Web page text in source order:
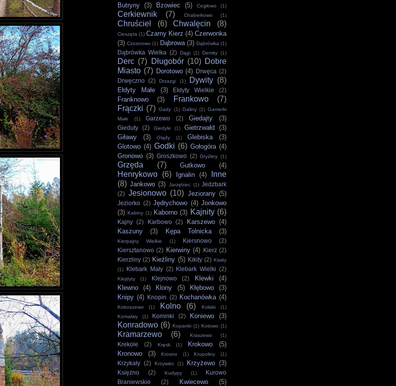
Butryny (3) Bzowiec (5) Cegłowo (1)
Cerkiewnik (7) Chaberkowo (1)
Chruściel (6) Chwalęcin (8)
Cieszęta (1) Czarny Kierz (4) Czerwonka
(3) Czosnowo (1) Dąbrowa (3) Dąbrówka (1)
Dąbrówka Wielka (2) Dągi (1) Demity (1)
Derc (7) Długobór (10) Dobre
Miasto (7) Dorotowo (4) Drwęca (2)
Drwęczno (2) Drzazgi (1) Dywity (8)
Ełdyty Małe (3) Ełdyty Wielkie (2)
Franknowo (3) Frankowo
(7)
Frączki (7) Gady (1) Galiny (1) Gamerki
Małe
(1) Garzewo (2) Giedajty (3)
Gieduty (2) Giedyle (1) Gietrzwałd
(3)
Giławy
(3) Glądy (1) Glebiska
(3)
Glotowo (4) Godki (6) Gołogóra (4)
Gronowo (3) Groszkowo (2) Gryźliny (1)
Grzęda (7) Gutkowo (4)
Henrykowo (6) Ignalin (4)
Inne
(8) Jankowo (3) Jarzębiec (1) Jedzbark
(2) Jesionowo (10) Jeziorany (5)
Jeziorko (2) Jędrychowo (4) Jonkowo
(3) Kabiny (1) Kaborno (3) Kajnity (6)
Kajny (2) Karbowo (2) Karszewo (4)
Kaszuny
(3) Kępa Tolnicka (3)
Kierpajny Wielkie (1) Kiersnowo
(2)
Kiersztanowo (2) Kierwiny (4) Kierz (2)
Kierzliny (2) Kieźliny (5) Kikity (2) Kiwity
(1)
Klebark Mały (2) Klebark Wielki (2)
Klejdyty (1) Klejnowo (2) Klewki
(4)
Klewno
(4) Klony (5) Kłębowo
(3)
Knipy (4) Knopin (2) Kochanówka (4)
Kokoszewo (1) Kolno (6) Kołaki
(1)
Komalwy
(1) Kominki (2) Koniewo (3)
Konradowo (6) Kopanki (1) Kotowo (1)
Kramarzewo (6) Kraszewo (1)
Krekole (2) Kręsk (1) Krokowo
(5)
Kronowo
(3) Krosno (1) Krupoliny (1)
Krzykały (2) Krzywiec (1) Krzyżewo (3)
Księżno (2) Kudypy (1)
Kurowo
Braniewskie
(2) Kwiecewo
(5)